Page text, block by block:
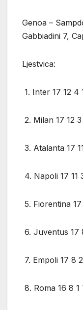
Genoa –
Gabbiadini 7,
Ljestvica:
1. Inter 17 12 4
2. Milan 17 12
3. Atalanta 17
4. Napoli 17 11
5. Fiorentina
6. Juventus 17
7. Empoli 17 8
8. Roma 16 8 1